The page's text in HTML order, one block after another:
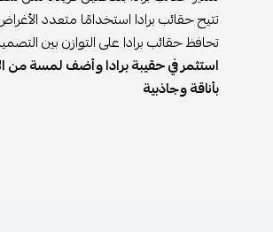
تتيح حقائب برادا استخدامًا متعدد
تحافظ حقائب برادا على التوازن بين
استثمر في حقيبة برادا وأضف لمسة من
بأناقة وجاذبية